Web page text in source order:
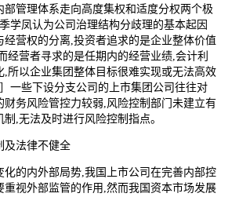
部管理体系走向高度集权和适度分权两个极
学凤认为公司治理结构分歧理的基本起因
经营权的分离,投资者追求的是企业整体价值
经营者寻求的是任期内的经营业绩,会计利
,所以企业集团整体目标很难实现或无法高效
一些下设分支公司的上市集团公司往往对
财务风险管控力较弱,风险控制部门未建立有
制,无法及时进行风险控制指点。
及法律不健全
化的内外部局势,我国上市公司在完善内部控
重视外部监管的作用,然而我国资本市场发展